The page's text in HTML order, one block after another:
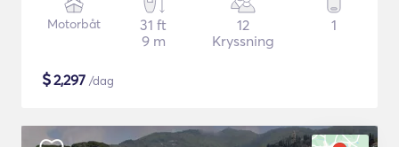
Motorbåt
31 ft
9 m
12
Kryssning
1
$2,297 /dag